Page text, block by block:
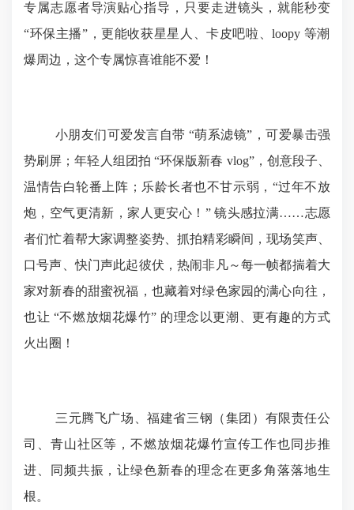
专属志愿者导演贴心指导，只要走进镜头，就能秒变
“环保主播” ，更能收获星星人、卡皮吧啦、loopy 等潮
爆周边，这个专属惊喜谁能不爱！
小朋友们可爱发言自带 “萌系滤镜” ，可爱暴击强
势刷屏；年轻人组团拍 “环保版新春 vlog”，创意段子、
温情告白轮番上阵；乐龄长者也不甘示弱， “过年不放
炮，空气更清新，家人更安心！ ”镜头感拉满……志愿
者们忙着帮大家调整姿势、抓拍精彩瞬间，现场笑声、
口号声、快门声此起彼伏，热闹非凡～每一帧都揣着大
家对新春的甜蜜祝福，也藏着对绿色家园的满心向往，
也让 “不燃放烟花爆竹” 的理念以更潮、更有趣的方式
火出圈！
三元腾飞广场、福建省三钢（集团）有限责任公
司、青山社区等，不燃放烟花爆竹宣传工作也同步推
进、同频共振，让绿色新春的理念在更多角落落地生
根。